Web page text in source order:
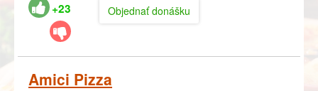
+23 Objednať donášku
Amici Pizza